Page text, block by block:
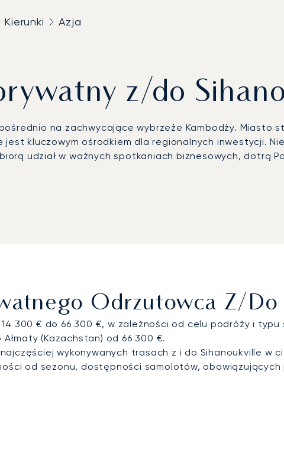
Kierunki Azja
z/do
na zachwycające wybrzeże Kambodży. Miasto
kluczowym ośrodkiem dla regionalnych inwestycji.
udział w ważnych spotkaniach biznesowych, dotrą
oferując całkowitą elastyczność podróży. W
Odrzutowca Z/do
300 € do 66 300 €, w zależności od celu podróży i
(Kazachstan) od 66 300 €.
wykonywanych trasach z i do Sihanoukville w
od sezonu, dostępności samolotów,